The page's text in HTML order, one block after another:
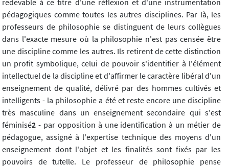
redevable à ce titre d'une réflexion et d'une instrumentation
pédagogiques comme toutes les autres disciplines. Par là, les
professeurs de philosophie se distinguent de leurs collègues
dans l'exacte mesure où la philosophie n'est pas censée être
une discipline comme les autres. Ils retirent de cette distinction
un profit symbolique, celui de pouvoir s'identifier à l'élément
intellectuel de la discipline et d'affirmer le caractère libéral d'un
enseignement de qualité, délivré par des hommes cultivés et
intelligents - la philosophie a été et reste encore une discipline
très masculine dans un enseignement secondaire qui s'est
féminisé2 - par opposition à une identification à un métier de
pédagogue, assigné à l'expertise technique des moyens d'un
enseignement dont l'objet et les finalités sont fixés par les
pouvoirs de tutelle. Le professeur de philosophie pense